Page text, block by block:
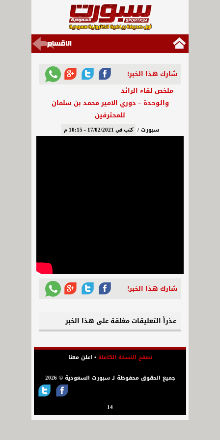
شارك هذا الخبر!
ملخص لقاء الرائد
والوحدة – دوري الامير محمد بن سلمان
للمحترفين
سبورت / كتب في 17/02/2021 - 10:15 م
شارك هذا الخبر!
عذراً التعليقات مغلقة على هذا الخبر
تصفح النسخة الكاملة• اعلن معنا
جميع الحقوق محفوظة لـ سبورت السعودية © 2026
14